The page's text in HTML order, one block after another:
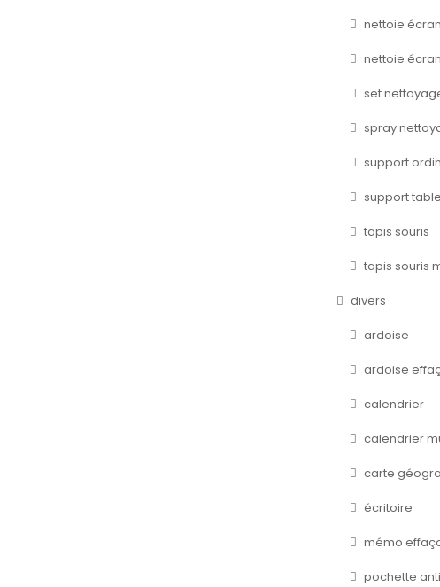
nettoie écran
nettoie
set
spray
support
support
tapis souris
tapis souris
divers
ardoise
ardoise
calendrier
calendrier
carte
écritoire
mémo
pochette